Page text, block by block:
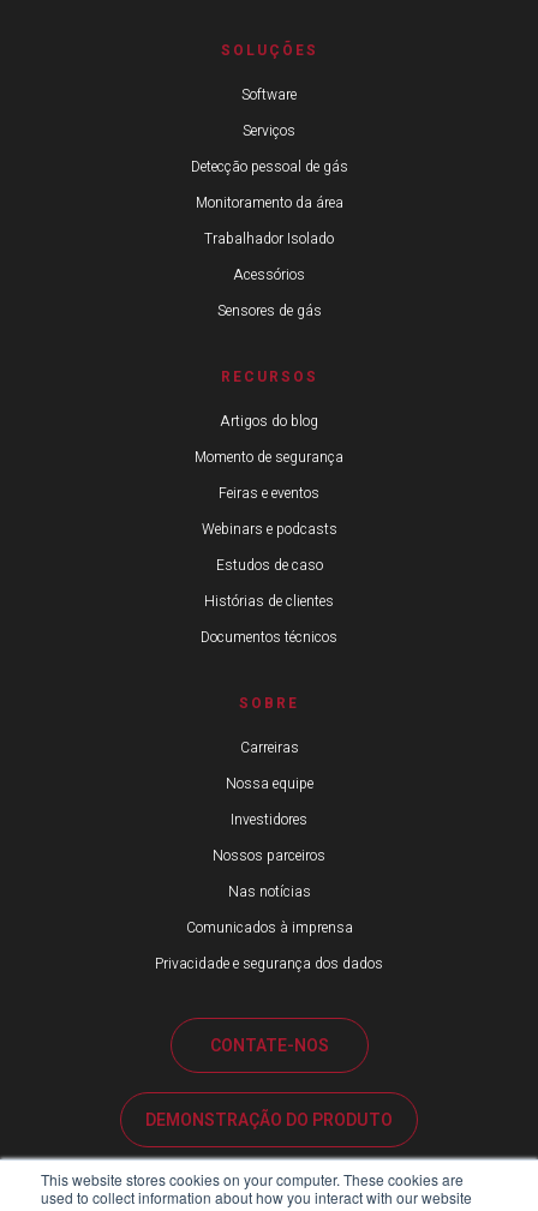
This website stores cookies on your computer. These cookies are
used to collect information about how you interact with our website
SOLUÇÕES
Software
Serviços
Detecção pessoal de gás
Monitoramento da área
Trabalhador Isolado
Acessórios
Sensores de gás
RECURSOS
Artigos do blog
Momento de segurança
Feiras e eventos
Webinars e podcasts
Estudos de caso
Histórias de clientes
Documentos técnicos
SOBRE
Carreiras
Nossa equipe
Investidores
Nossos parceiros
Nas notícias
Comunicados à imprensa
Privacidade e segurança dos dados
CONTATE-NOS
DEMONSTRAÇÃO DO PRODUTO
SUPORTE AO CLIENTE